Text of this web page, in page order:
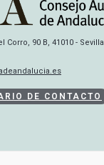
Corro, 90 B, 41010 - Sevilla
DE CONTACTO